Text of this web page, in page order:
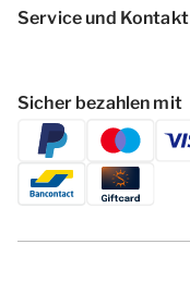
Service und Kontakt
Sicher bezahlen mit